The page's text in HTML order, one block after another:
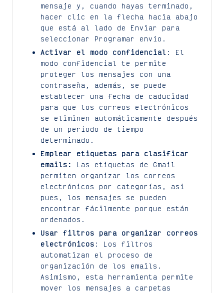
mensaje y, cuando hayas terminado,
hacer clic en la flecha hacia abajo
que está al lado de Enviar para
seleccionar Programar envío.
Activar el modo confidencial : El
modo confidencial te permite
proteger los mensajes con una
contraseña, además, se puede
establecer una fecha de caducidad
para que los correos electrónicos
se eliminen automáticamente después
de un período de tiempo
determinado.
Emplear etiquetas para clasificar
emails:
Las etiquetas de Gmail
permiten organizar los correos
electrónicos por categorías, así
pues, los mensajes se pueden
encontrar fácilmente porque están
ordenados.
Usar filtros para organizar correos
electrónicos : Los filtros
automatizan el proceso de
organización de los emails.
Asimismo, esta herramienta permite
mover los mensajes a carpetas